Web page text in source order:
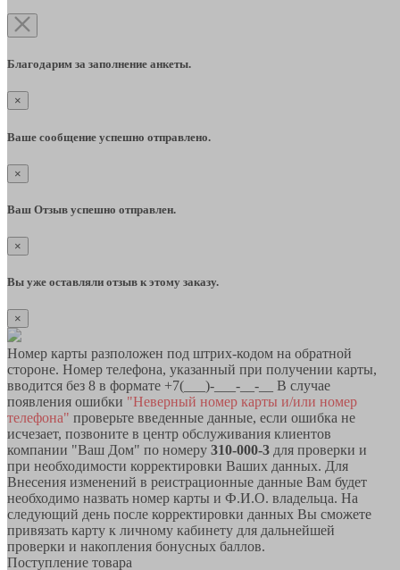
Благодарим за заполнение анкеты.
×
Ваше сообщение успешно отправлено.
×
Ваш Отзыв успешно отправлен.
×
Вы уже оставляли отзыв к этому заказу.
×
Номер карты разположен под штрих-кодом на обратной
стороне. Номер телефона, указанный при получении карты,
вводится без 8 в формате +7(___)-___-__-__ В случае
появления ошибки "Неверный номер карты и/или номер
телефона" проверьте введенные данные, если ошибка не
исчезает, позвоните в центр обслуживания клиентов
компании "Ваш Дом" по номеру 310-000-3 для проверки и
при необходимости корректировки Ваших данных. Для
Внесения изменений в реистрационные данные Вам будет
необходимо назвать номер карты и Ф.И.О. владельца. На
следующий день после корректировки данных Вы сможете
привязать карту к личному кабинету для дальнейшей
проверки и накопления бонусных баллов.
Поступление товара